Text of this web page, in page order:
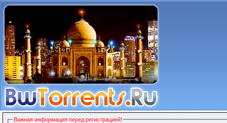
Важная информация перед регистрацией!